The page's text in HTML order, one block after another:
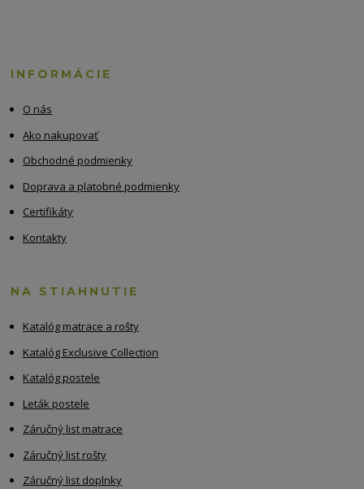
INFORMÁCIE
O nás
Ako nakupovať
Obchodné podmienky
Doprava a platobné podmienky
Certifikáty
Kontakty
NA STIAHNUTIE
Katalóg matrace a rošty
Katalóg Exclusive Collection
Katalóg postele
Leták postele
Záručný list matrace
Záručný list rošty
Záručný list doplnky